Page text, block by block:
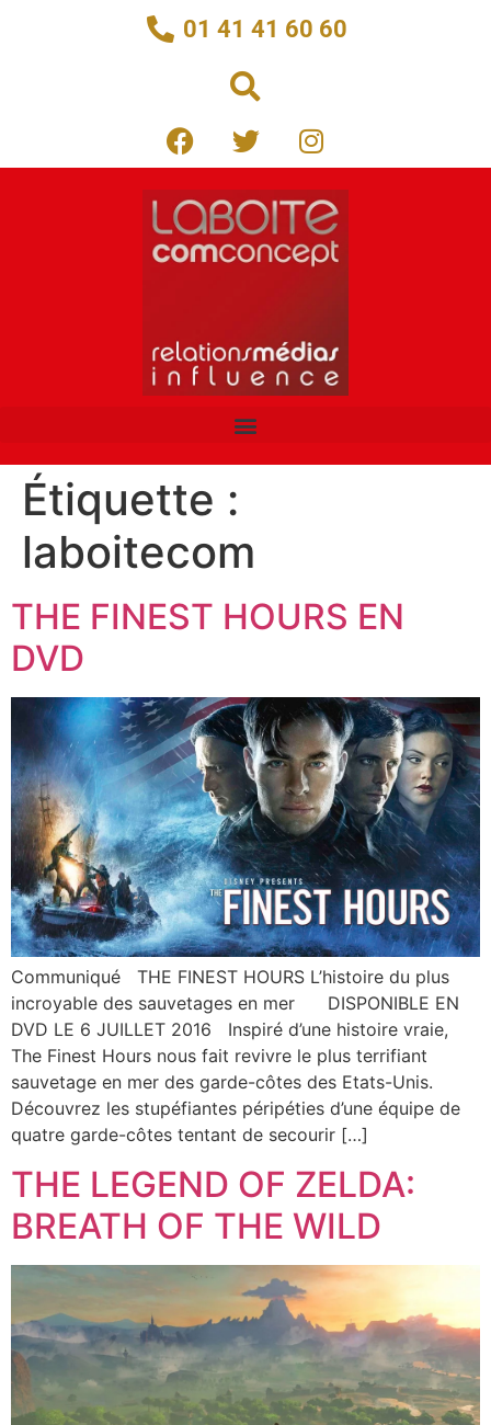
01 41 41 60 60
Étiquette :
laboitecom
THE FINEST HOURS EN
DVD
Communiqué THE FINEST HOURS L’histoire du plus
incroyable des sauvetages en mer DISPONIBLE EN
DVD LE 6 JUILLET 2016 Inspiré d’une histoire vraie,
The Finest Hours nous fait revivre le plus terrifiant
sauvetage en mer des garde-côtes des Etats-Unis.
Découvrez les stupéfiantes péripéties d’une équipe de
quatre garde-côtes tentant de secourir […]
THE LEGEND OF ZELDA:
BREATH OF THE WILD